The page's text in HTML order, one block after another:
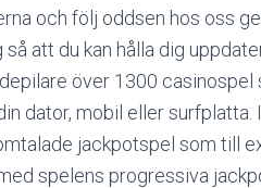
och följ oddsen hos oss
att du kan hålla dig
över 1300
dator, mobil eller
jackpotspel som till
spelens progressiva